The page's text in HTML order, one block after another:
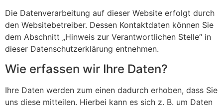
Die Datenverarbeitung auf dieser Website erfolgt durch
den Websitebetreiber. Dessen Kontaktdaten können Sie
dem Abschnitt „Hinweis zur Verantwortlichen Stelle“ in
dieser Datenschutzerklärung entnehmen.
Wie erfassen wir Ihre Daten?
Ihre Daten werden zum einen dadurch erhoben, dass Sie
uns diese mitteilen. Hierbei kann es sich z. B. um Daten